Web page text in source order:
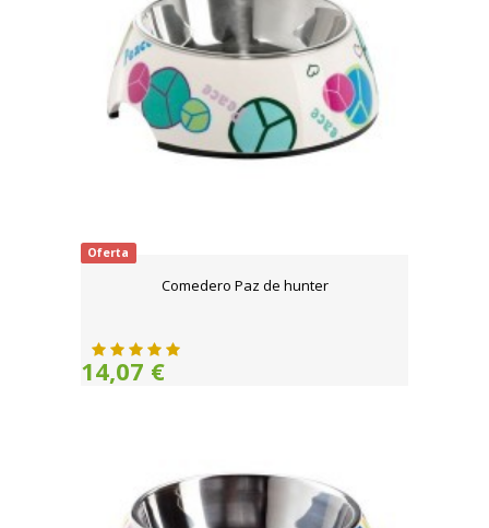
Oferta
Comedero Paz de hunter
14,07 €